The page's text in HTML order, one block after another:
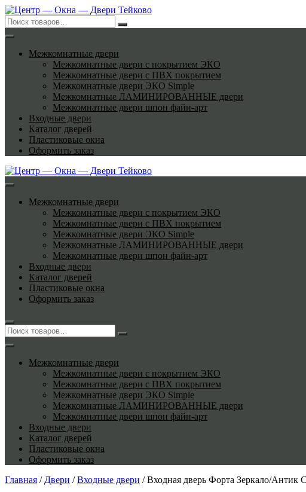
Перейти
к
содержимому
Межкомнатные двери
Межкомнатные двери с покрытием ЭКО
Межкомнатные двери с ПВХ покрытием
Межкомнатные двери ЭКО Simple
Межкомнатные ЛАМИНИРОВАННЫЕ двери
Межкомнатные двери шпон файн-арт
Входные двери
Каталог дверей
Пластиковые окна
Оформить заказ
Межкомнатные двери
Межкомнатные двери с покрытием ЭКО
Межкомнатные двери с ПВХ покрытием
Межкомнатные двери ЭКО Simple
Межкомнатные ЛАМИНИРОВАННЫЕ двери
Межкомнатные двери шпон файн-арт
Входные двери
Каталог дверей
Пластиковые окна
Оформить заказ
Межкомнатные двери
Межкомнатные двери с покрытием ЭКО
Межкомнатные двери с ПВХ покрытием
Межкомнатные двери ЭКО Simple
Межкомнатные ЛАМИНИРОВАННЫЕ двери
Межкомнатные двери шпон файн-арт
Входные двери
Каталог дверей
Пластиковые окна
Оформить заказ
Главная / Двери /Входные двери / Входная дверь Форта Зеркало/Антик